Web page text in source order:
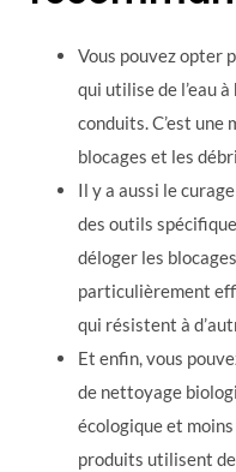
Vous pouvez opter
qui utilise de l’eau
conduits. C’est
blocages et les
Il y a aussi le
des outils
déloger les
particulièrement
qui résistent à
Et enfin, vous
de nettoyage
écologique et
produits utilisent